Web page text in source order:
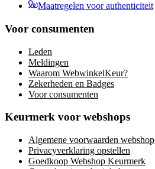
Maatregelen voor authenticiteit
Voor consumenten
Leden
Meldingen
Waarom WebwinkelKeur?
Zekerheden en Badges
Voor consumenten
Keurmerk voor webshops
Algemene voorwaarden webshop
Privacyverklaring opstellen
Goedkoop Webshop Keurmerk